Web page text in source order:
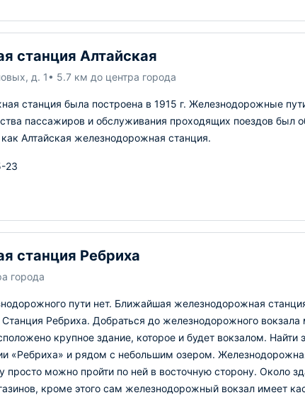
станция Алтайская
д. 1• 5.7 км до центра города
станция была построена в 1915 г. Железнодорожные
пассажиров и обслуживания проходящих поездов был
Алтайская железнодорожная станция.
23
станция Ребриха
города
пути нет. Ближайшая железнодорожная
Ребриха. Добраться до железнодорожного
крупное здание, которое и будет вокзалом. Найти
«Ребриха» и рядом с небольшим озером.
просто можно пройти по ней в восточную сторону. Около
кроме этого сам железнодорожный вокзал имеет